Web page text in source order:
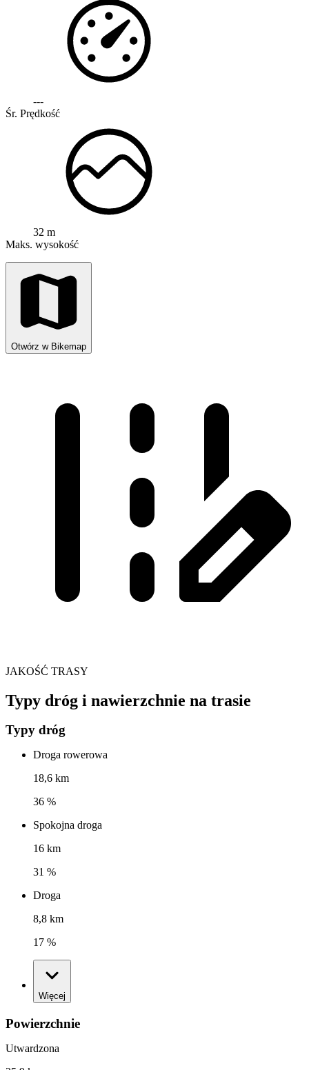
---
Śr. Prędkość
32 m
Maks. wysokość
Otwórz w Bikemap
JAKOŚĆ TRASY
Typy dróg i nawierzchnie na trasie
Typy dróg
Droga rowerowa
18,6 km
36 %
Spokojna droga
16 km
31 %
Droga
8,8 km
17 %
Więcej
Powierzchnie
Utwardzona